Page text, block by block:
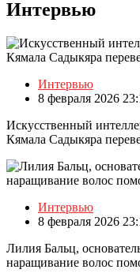
Интервью
Интервью
8 февраля 2026
Искусственный
Кямала Садыкяра
Интервью
8 февраля 2026
Лилия Бальц,
наращивание волос